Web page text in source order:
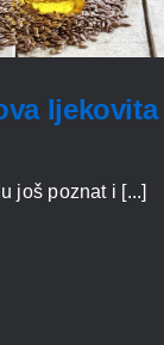
ljekovita
još poznat i [...]